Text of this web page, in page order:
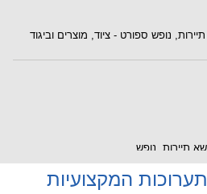
נופש ספורט - ציוד, מוצרים וביגוד
תיירות, נופש
המקצועיות